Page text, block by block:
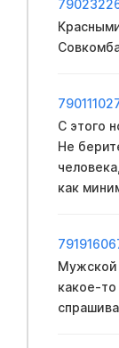
С этого
Не
как
Мужской
какое-то